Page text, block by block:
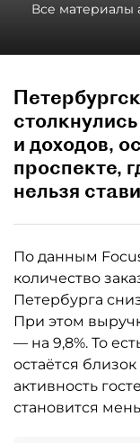
Все материалы
и доходов,
проспекте,
нельзя
По данным
количество
Петербурга
При этом
— на 9,8%. То
остаётся
активность
становится